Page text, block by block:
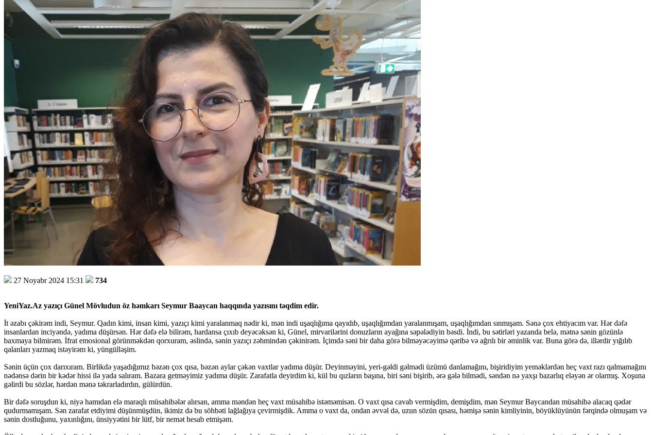
27 Noyabr 2024 15:31 734
YeniYaz.Az yazıçı Günel Mövludun öz həmkarı Seymur Baaycan haqqında yazısını təqdim edir.
İt əzabı çəkirəm indi, Seymur. Qadın kimi, insan kimi, yazıçı kimi yaralanmaq nədir ki, mən indi uşaqlığıma qayıdıb, uşaqlığımdan yaralanmışam, uşaqlığımdan sınmışam. Sənə çox ehtiyacım var. Hər dəfə
insanlardan inciyəndə, yadıma düşürsən. Hər dəfə elə bilirəm, hardansa çıxıb deyəcəksən ki, Günel, mirvarilərini donuzların ayağına səpələdiyin bəsdi. İndi, bu sətirləri yazanda belə, mətnə sənin gözünlə
baxmaya bilmirəm. İfrat emosional görünməkdən qorxuram, əslində, sənin yazıçı zəhmindən çəkinirəm. İçimdə səni bir daha görə bilməyəcəyimə qəribə və ağrılı bir əminlik var. Buna görə də, illərdir yığılıb
qalanları yazmaq istəyirəm ki, yüngülləşim.
Sənin üçün çox darıxıram. Birlikdə yaşadığımız bəzən çox qısa, bəzən aylar çəkən vaxtlar yadıma düşür. Deyinməyini, yeri-gəldi gəlmədi üzümü danlamağını, bişiridiyim yeməklərdən heç vaxt razı qalmamağını
nədənsə dərin bir kədər hissi ilə yada salıram. Bazara getməyimiz yadıma düşür. Zarafatla deyirdim ki, kül bu qızların başına, biri səni bişirib, ərə gələ bilmədi, səndən nə yaxşı bazarlıq eləyən ər olarmış. Xoşuna
gəlirdi bu sözlər, hərdən mənə təkrarladırdın, gülürdün.
Bir dəfə soruşdun ki, niyə hamıdan elə maraqlı müsahibələr alırsan, amma məndən heç vaxt müsahibə istəməmisən. O vaxt qısa cavab vermişdim, demişdim, mən Seymur Baycandan müsahibə alacaq qədər
qudurmamışam. Sən zarafat etdiyimi düşünmüşdün, ikimiz də bu söhbəti lağlağıya çevirmişdik. Amma o vaxt da, ondan əvvəl də, uzun sözün qısası, həmişə sənin kimliyinin, böyüklüyünün fərqində olmuşam və
sənin dostluğunu, yaxınlığını, ünsiyyətini bir lütf, bir nemət hesab etmişəm.